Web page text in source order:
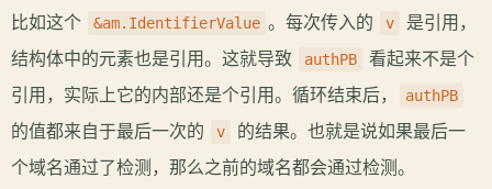
比如这个
&am.IdentifierValue 。每次传入的 v
是引用，
结构体中的元素也是引用。这就导致
authPB
看起来不是个
引用，实际上它的内部还是个引用。循环结束后，
authPB
的值都来自于最后一次的 v
的结果。也就是说如果最后一
个域名通过了检测，那么之前的域名都会通过检测。